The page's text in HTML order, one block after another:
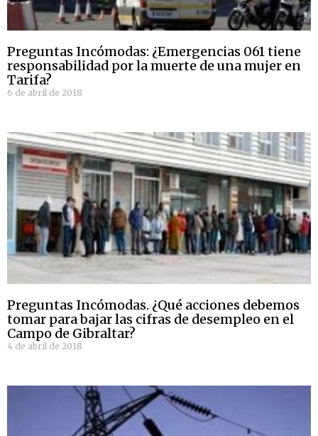
Preguntas Incómodas: ¿Emergencias 061 tiene
responsabilidad por la muerte de una mujer en
Tarifa?
6 de abril de 2018
Preguntas Incómodas. ¿Qué acciones debemos
tomar para bajar las cifras de desempleo en el
Campo de Gibraltar?
4 de abril de 2018